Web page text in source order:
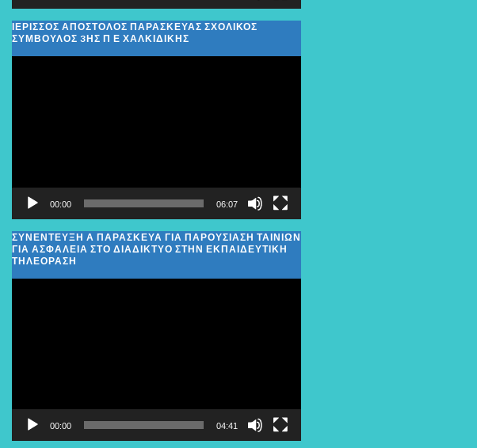
ΙΕΡΙΣΣΟΣ ΑΠΟΣΤΟΛΟΣ ΠΑΡΑΣΚΕΥΑΣ ΣΧΟΛΙΚΌΣ
ΣΎΜΒΟΥΛΟΣ 3ΗΣ Π Ε ΧΑΛΚΙΔΙΚΉΣ
00:00 06:07
ΣΥΝΕΝΤΕΥΞΗ Α ΠΑΡΑΣΚΕΥΑ ΓΙΑ ΠΑΡΟΥΣΙΑΣΗ ΤΑΙΝΙΩΝ
ΓΙΑ ΑΣΦΑΛΕΙΑ ΣΤΟ ΔΙΑΔΙΚΤΥΟ ΣΤΗΝ ΕΚΠΑΙΔΕΥΤΙΚΗ
ΤΗΛΕΟΡΑΣΗ
00:00 04:41